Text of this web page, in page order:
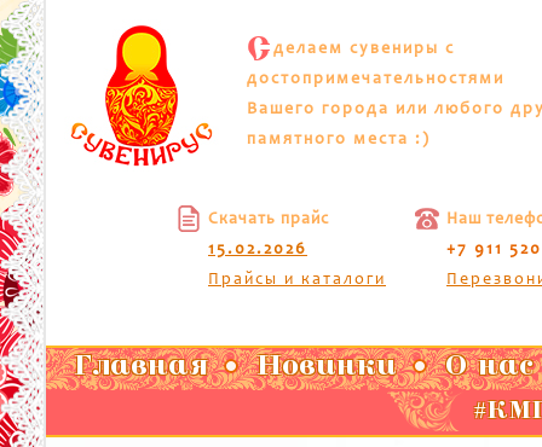
С делаем сувениры с
достопримечательностями
Вашего города или любого
памятного места :)
Скачать прайс
15.02.2026
Прайсы и каталоги
Наш
+7 911
Главная Новинки О нас